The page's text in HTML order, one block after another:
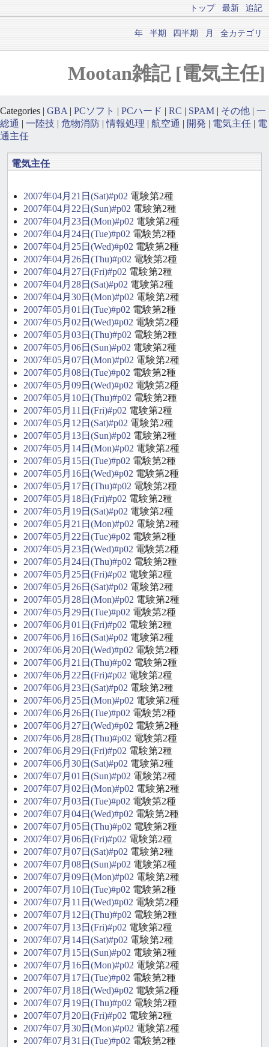
トップ 最新 追記
年 半期 四半期 月 全カテゴリ
Mootan雑記 [電気主任]
Categories | GBA | PCソフト | PCハード | RC | SPAM | その他 | 一
総通 | 一陸技 | 危物消防 |情報処理 | 航空通 | 開発 | 電気主任 | 電
通主任
電気主任
2007年04月21日(Sat)#p02 電験第2種
2007年04月22日(Sun)#p02 電験第2種
2007年04月23日(Mon)#p02 電験第2種
2007年04月24日(Tue)#p02 電験第2種
2007年04月25日(Wed)#p02 電験第2種
2007年04月26日(Thu)#p02 電験第2種
2007年04月27日(Fri)#p02 電験第2種
2007年04月28日(Sat)#p02 電験第2種
2007年04月30日(Mon)#p02 電験第2種
2007年05月01日(Tue)#p02 電験第2種
2007年05月02日(Wed)#p02 電験第2種
2007年05月03日(Thu)#p02 電験第2種
2007年05月06日(Sun)#p02 電験第2種
2007年05月07日(Mon)#p02 電験第2種
2007年05月08日(Tue)#p02 電験第2種
2007年05月09日(Wed)#p02 電験第2種
2007年05月10日(Thu)#p02 電験第2種
2007年05月11日(Fri)#p02 電験第2種
2007年05月12日(Sat)#p02 電験第2種
2007年05月13日(Sun)#p02 電験第2種
2007年05月14日(Mon)#p02 電験第2種
2007年05月15日(Tue)#p02 電験第2種
2007年05月16日(Wed)#p02 電験第2種
2007年05月17日(Thu)#p02 電験第2種
2007年05月18日(Fri)#p02 電験第2種
2007年05月19日(Sat)#p02 電験第2種
2007年05月21日(Mon)#p02 電験第2種
2007年05月22日(Tue)#p02 電験第2種
2007年05月23日(Wed)#p02 電験第2種
2007年05月24日(Thu)#p02 電験第2種
2007年05月25日(Fri)#p02 電験第2種
2007年05月26日(Sat)#p02 電験第2種
2007年05月28日(Mon)#p02 電験第2種
2007年05月29日(Tue)#p02 電験第2種
2007年06月01日(Fri)#p02 電験第2種
2007年06月16日(Sat)#p02 電験第2種
2007年06月20日(Wed)#p02 電験第2種
2007年06月21日(Thu)#p02 電験第2種
2007年06月22日(Fri)#p02 電験第2種
2007年06月23日(Sat)#p02 電験第2種
2007年06月25日(Mon)#p02 電験第2種
2007年06月26日(Tue)#p02 電験第2種
2007年06月27日(Wed)#p02 電験第2種
2007年06月28日(Thu)#p02 電験第2種
2007年06月29日(Fri)#p02 電験第2種
2007年06月30日(Sat)#p02 電験第2種
2007年07月01日(Sun)#p02 電験第2種
2007年07月02日(Mon)#p02 電験第2種
2007年07月03日(Tue)#p02 電験第2種
2007年07月04日(Wed)#p02 電験第2種
2007年07月05日(Thu)#p02 電験第2種
2007年07月06日(Fri)#p02 電験第2種
2007年07月07日(Sat)#p02 電験第2種
2007年07月08日(Sun)#p02 電験第2種
2007年07月09日(Mon)#p02 電験第2種
2007年07月10日(Tue)#p02 電験第2種
2007年07月11日(Wed)#p02 電験第2種
2007年07月12日(Thu)#p02 電験第2種
2007年07月13日(Fri)#p02 電験第2種
2007年07月14日(Sat)#p02 電験第2種
2007年07月15日(Sun)#p02 電験第2種
2007年07月16日(Mon)#p02 電験第2種
2007年07月17日(Tue)#p02 電験第2種
2007年07月18日(Wed)#p02 電験第2種
2007年07月19日(Thu)#p02 電験第2種
2007年07月20日(Fri)#p02 電験第2種
2007年07月30日(Mon)#p02 電験第2種
2007年07月31日(Tue)#p02 電験第2種